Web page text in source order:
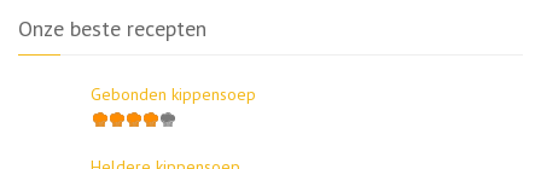
Onze beste recepten
Gebonden kippensoep